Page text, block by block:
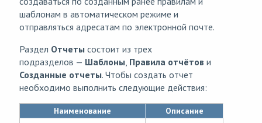
шаблонам в автоматическом режиме и
отправляться адресатам по электронной почте.
Раздел Отчеты состоит из трех
подразделов — Шаблоны, Правила отчётов и
Созданные отчеты. Чтобы создать отчет
необходимо выполнить следующие действия:
Наименование Описание